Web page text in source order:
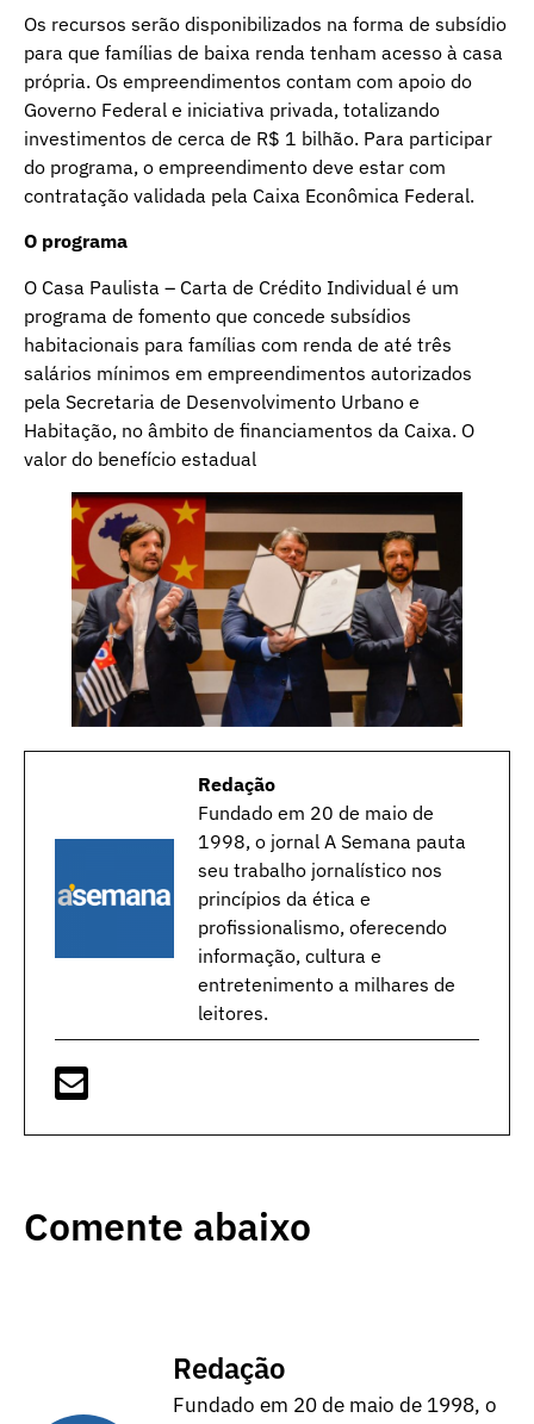
Os recursos serão disponibilizados na forma de subsídio
para que famílias de baixa renda tenham acesso à casa
própria. Os empreendimentos contam com apoio do
Governo Federal e iniciativa privada, totalizando
investimentos de cerca de R$ 1 bilhão. Para participar
do programa, o empreendimento deve estar com
contratação validada pela Caixa Econômica Federal.
O programa
O Casa Paulista – Carta de Crédito Individual é um
programa de fomento que concede subsídios
habitacionais para famílias com renda de até três
salários mínimos em empreendimentos autorizados
pela Secretaria de Desenvolvimento Urbano e
Habitação, no âmbito de financiamentos da Caixa. O
valor do benefício estadual
Redação
Fundado em 20 de maio de
1998, o jornal A Semana pauta
seu trabalho jornalístico nos
princípios da ética e
profissionalismo, oferecendo
informação, cultura e
entretenimento a milhares de
leitores.
Comente abaixo
Redação
Fundado em 20 de maio de 1998, o